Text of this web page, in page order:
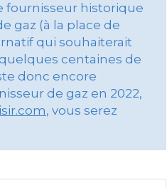
fournisseur historique
gaz (à la place de
qui souhaiterait
centaines de
donc encore
de gaz en 2022,
, vous serez